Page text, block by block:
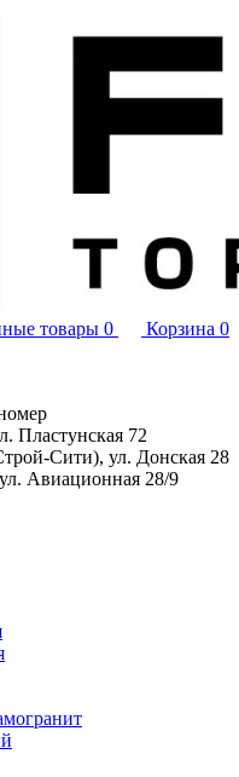
товары 0 Корзина 0
Пластунская 72
Сити), ул. Донская 28
Авиационная 28/9